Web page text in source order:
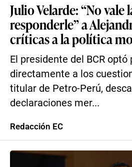
Julio Velarde: “No vale
responderle” a
críticas a la política
El presidente del BCR
directamente a los
titular de Petro-Perú,
declaraciones mer...
Redacción EC